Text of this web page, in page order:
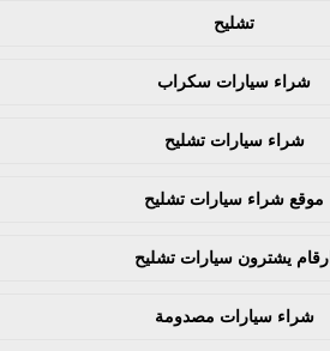
تشليح
شراء سيارات سكراب
شراء سيارات تشليح
موقع شراء سيارات تشليح
ارقام يشترون سيارات تشليح
شراء سيارات مصدومة